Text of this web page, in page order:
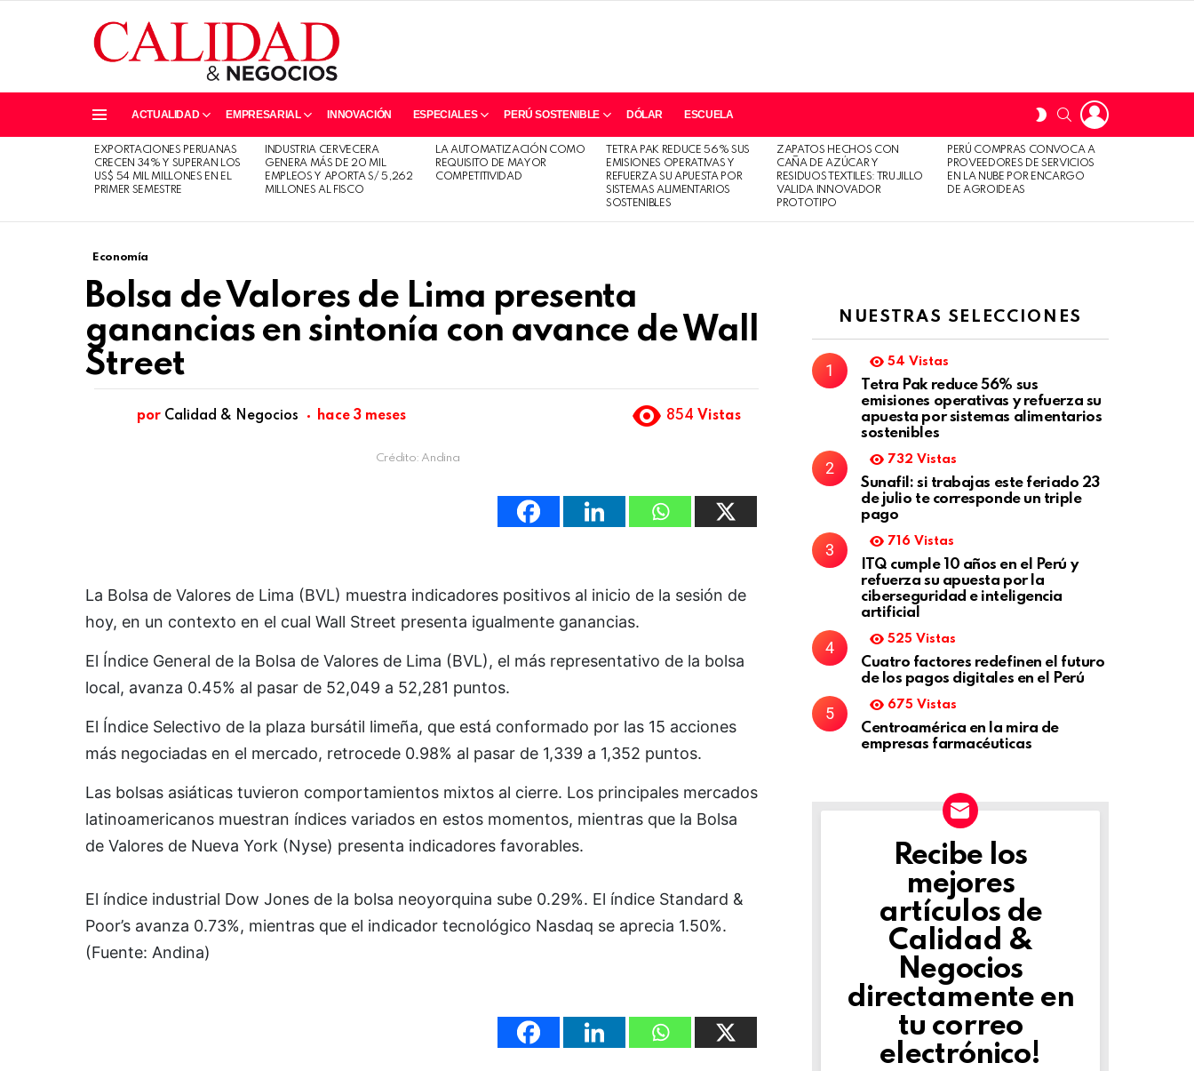
ACTUALIDAD EMPRESARIAL INNOVACIÓN ESPECIALES PERÚ SOSTENIBLE DÓLAR ESCUELA
SWITCH
SKIN
SEARCH
ÚLTIMAS
HISTORIAS
EXPORTACIONES PERUANAS
CRECEN 34% Y SUPERAN LOS
US$ 54 MIL MILLONES EN EL
PRIMER SEMESTRE
INDUSTRIA CERVECERA
GENERA MÁS DE 20 MIL
EMPLEOS Y APORTA S/ 5,262
MILLONES AL FISCO
LA AUTOMATIZACIÓN COMO
REQUISITO DE MAYOR
COMPETITIVIDAD
TETRA PAK REDUCE 56% SUS
EMISIONES OPERATIVAS Y
REFUERZA SU APUESTA POR
SISTEMAS ALIMENTARIOS
SOSTENIBLES
ZAPATOS HECHOS CON
CAÑA DE AZÚCAR Y
RESIDUOS TEXTILES: TRUJILLO
VALIDA INNOVADOR
PROTOTIPO
PERÚ COMPRAS CONVOCA A
PROVEEDORES DE SERVICIOS
EN LA NUBE POR ENCARGO
DE AGROIDEAS
Economía
Bolsa de Valores de Lima presenta
ganancias en sintonía con avance de Wall
Street
por Calidad & Negocios hace 3 meses 854 Vistas
Crédito: Andina
La Bolsa de Valores de Lima (BVL) muestra indicadores positivos al inicio de la sesión de
hoy, en un contexto en el cual Wall Street presenta igualmente ganancias.
El Índice General de la Bolsa de Valores de Lima (BVL), el más representativo de la bolsa
local, avanza 0.45% al pasar de 52,049 a 52,281 puntos.
El Índice Selectivo de la plaza bursátil limeña, que está conformado por las 15 acciones
más negociadas en el mercado, retrocede 0.98% al pasar de 1,339 a 1,352 puntos.
Las bolsas asiáticas tuvieron comportamientos mixtos al cierre. Los principales mercados
latinoamericanos muestran índices variados en estos momentos, mientras que la Bolsa
de Valores de Nueva York (Nyse) presenta indicadores favorables.
El índice industrial Dow Jones de la bolsa neoyorquina sube 0.29%. El índice Standard &
Poor’s avanza 0.73%, mientras que el indicador tecnológico Nasdaq se aprecia 1.50%.
(Fuente: Andina)
NUESTRAS SELECCIONES
54 Vistas
Tetra Pak reduce 56% sus
emisiones operativas y refuerza su
apuesta por sistemas alimentarios
sostenibles
732 Vistas
Sunafil: si trabajas este feriado 23
de julio te corresponde un triple
pago
716 Vistas
ITQ cumple 10 años en el Perú y
refuerza su apuesta por la
ciberseguridad e inteligencia
artificial
525 Vistas
Cuatro factores redefinen el futuro
de los pagos digitales en el Perú
675 Vistas
Centroamérica en la mira de
empresas farmacéuticas
NEWSLETTER
Recibe los
mejores
artículos de
Calidad &
Negocios
directamente en
tu correo
electrónico!